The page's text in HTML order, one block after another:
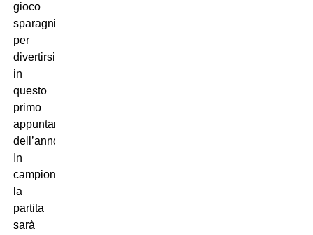
gioco
sparagnino
per
divertirsi
in
questo
primo
appuntamento
dell’anno.
In
campionato
la
partita
sarà